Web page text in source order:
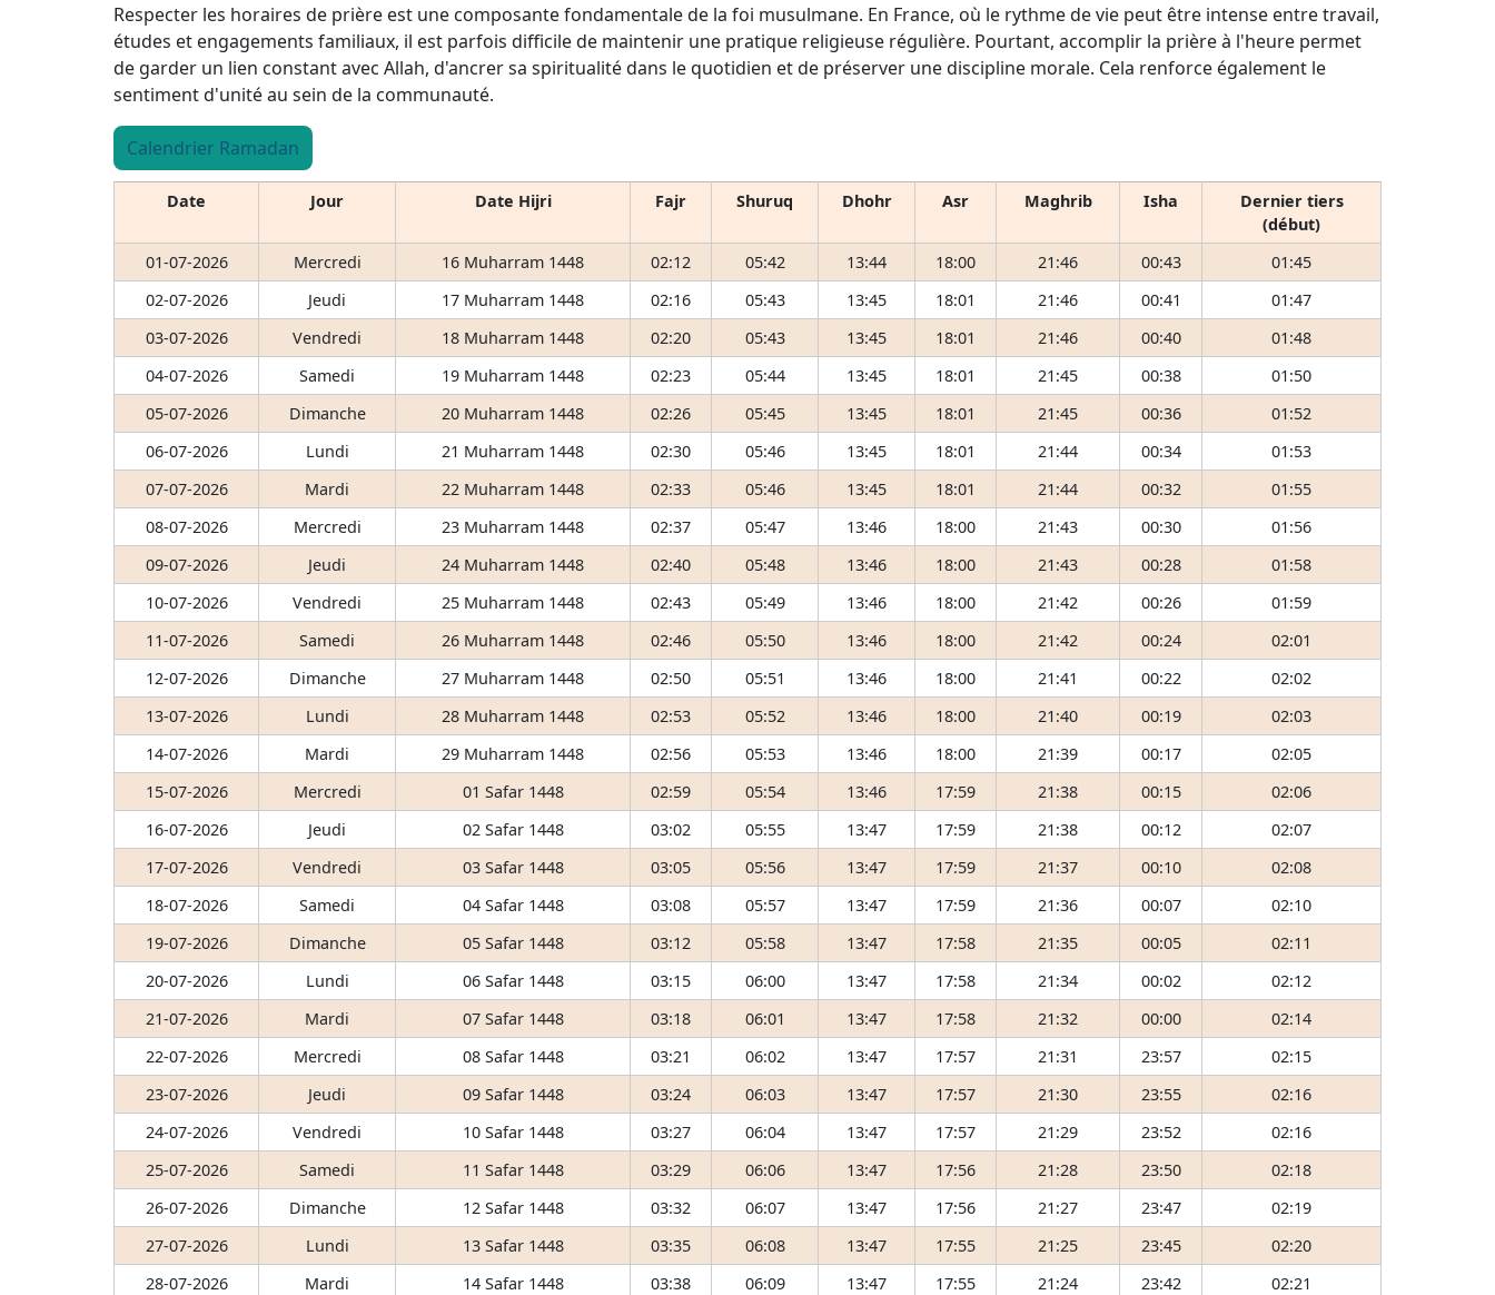
Respecter les horaires de prière est une composante fondamentale de la foi musulmane. En France, où le rythme de vie peut être intense entre travail,
études et engagements familiaux, il est parfois difficile de maintenir une pratique religieuse régulière. Pourtant, accomplir la prière à l'heure permet
de garder un lien constant avec Allah, d'ancrer sa spiritualité dans le quotidien et de préserver une discipline morale. Cela renforce également le
sentiment d'unité au sein de la communauté.
Calendrier Ramadan
Date Jour Date Hijri Fajr Shuruq Dhohr Asr Maghrib Isha
Dernier tiers
(début)
01-07-2026
Mercredi 16 Muharram 1448 02:12 05:42 13:44 18:00 21:46 00:43
01:45
02-07-2026
Jeudi 17 Muharram 1448 02:16 05:43 13:45 18:01 21:46 00:41
01:47
03-07-2026
Vendredi 18 Muharram 1448 02:20 05:43 13:45 18:01 21:46 00:40
01:48
04-07-2026
Samedi 19 Muharram 1448 02:23 05:44 13:45 18:01 21:45 00:38
01:50
05-07-2026
Dimanche 20 Muharram 1448 02:26 05:45 13:45 18:01 21:45 00:36
01:52
06-07-2026
Lundi 21 Muharram 1448 02:30 05:46 13:45 18:01 21:44 00:34
01:53
07-07-2026
Mardi 22 Muharram 1448 02:33 05:46 13:45 18:01 21:44 00:32
01:55
08-07-2026
Mercredi 23 Muharram 1448 02:37 05:47 13:46 18:00 21:43 00:30
01:56
09-07-2026
Jeudi 24 Muharram 1448 02:40 05:48 13:46 18:00 21:43 00:28
01:58
10-07-2026
Vendredi 25 Muharram 1448 02:43 05:49 13:46 18:00 21:42 00:26
01:59
11-07-2026
Samedi 26 Muharram 1448 02:46 05:50 13:46 18:00 21:42 00:24
02:01
12-07-2026
Dimanche 27 Muharram 1448 02:50 05:51 13:46 18:00 21:41 00:22
02:02
13-07-2026
Lundi 28 Muharram 1448 02:53 05:52 13:46 18:00 21:40 00:19
02:03
14-07-2026
Mardi 29 Muharram 1448 02:56 05:53 13:46 18:00 21:39 00:17
02:05
15-07-2026
Mercredi 01 Safar 1448 02:59 05:54 13:46 17:59 21:38 00:15
02:06
16-07-2026
Jeudi 02 Safar 1448 03:02 05:55 13:47 17:59 21:38 00:12
02:07
17-07-2026
Vendredi 03 Safar 1448 03:05 05:56 13:47 17:59 21:37 00:10
02:08
18-07-2026
Samedi 04 Safar 1448 03:08 05:57 13:47 17:59 21:36 00:07
02:10
19-07-2026
Dimanche 05 Safar 1448 03:12 05:58 13:47 17:58 21:35 00:05
02:11
20-07-2026
Lundi 06 Safar 1448 03:15 06:00 13:47 17:58 21:34 00:02
02:12
21-07-2026
Mardi 07 Safar 1448 03:18 06:01 13:47 17:58 21:32 00:00
02:14
22-07-2026
Mercredi 08 Safar 1448 03:21 06:02 13:47 17:57 21:31 23:57
02:15
23-07-2026
Jeudi 09 Safar 1448 03:24 06:03 13:47 17:57 21:30 23:55
02:16
24-07-2026
Vendredi 10 Safar 1448 03:27 06:04 13:47 17:57 21:29 23:52
02:16
25-07-2026
Samedi 11 Safar 1448 03:29 06:06 13:47 17:56 21:28 23:50
02:18
26-07-2026
Dimanche 12 Safar 1448 03:32 06:07 13:47 17:56 21:27 23:47
02:19
27-07-2026
Lundi 13 Safar 1448 03:35 06:08 13:47 17:55 21:25 23:45
02:20
28-07-2026
Mardi 14 Safar 1448 03:38 06:09 13:47 17:55 21:24 23:42
02:21